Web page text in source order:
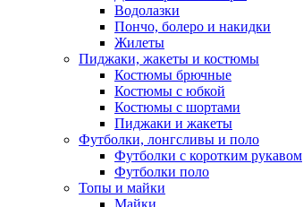
Водолазки
Пончо, болеро и накидки
Жилеты
Пиджаки, жакеты и костюмы
Костюмы брючные
Костюмы с юбкой
Костюмы с шортами
Пиджаки и жакеты
Футболки, лонгсливы и поло
Футболки с коротким рукавом
Футболки поло
Топы и майки
Майки